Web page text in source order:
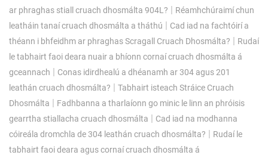
ar phraghas stiall cruach dhosmálta 904L? | Réamhchúraimí chun
leatháin tanaí cruach dhosmálta a tháthú | Cad iad na fachtóirí a
théann i bhfeidhm ar phraghas Scragall Cruach Dhosmálta? | Rudaí
le tabhairt faoi deara nuair a bhíonn cornaí cruach dhosmálta á
gceannach | Conas idirdhealú a dhéanamh ar 304 agus 201
leathán cruach dhosmálta? | Tabhairt isteach Stráice Cruach
Dhosmálta | Fadhbanna a tharlaíonn go minic le linn an phróisis
gearrtha stiallacha cruach dhosmálta | Cad iad na modhanna
cóireála dromchla de 304 leathán cruach dhosmálta? | Rudaí le
tabhairt faoi deara agus cornaí cruach dhosmálta á